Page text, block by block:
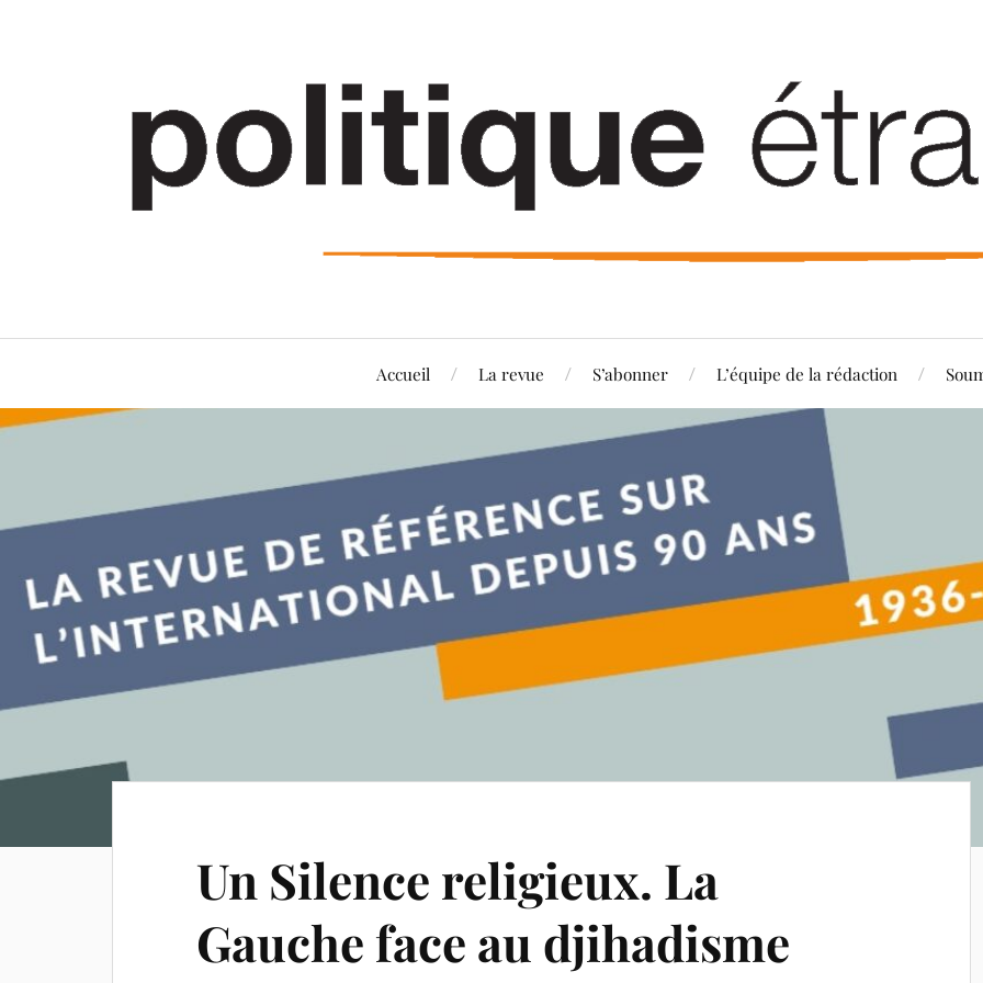
Accueil La revue S’abonner L’équipe de la rédaction
Un Silence religieux. La
Gauche face au djihadisme